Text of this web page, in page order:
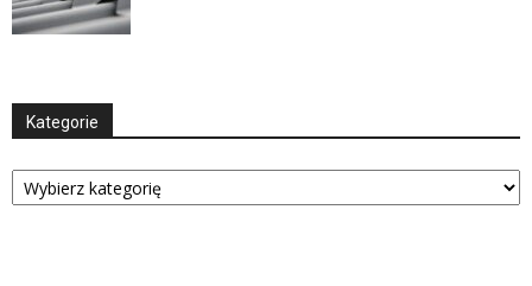
Kategorie
Kategorie